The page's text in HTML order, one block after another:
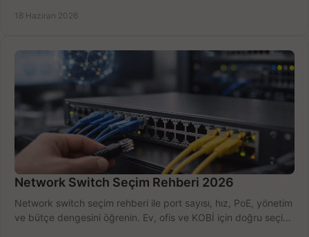
18 Haziran 2026
Network Switch Seçim Rehberi 2026
Network switch seçim rehberi ile port sayısı, hız, PoE, yönetim
ve bütçe dengesini öğrenin. Ev, ofis ve KOBİ için doğru seçimi